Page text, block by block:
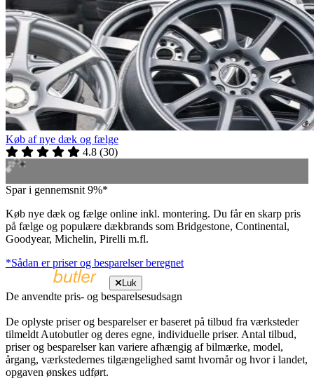
Køb af nye dæk og fælge
4.8 (30)
Spar i gennemsnit 9%*
Køb nye dæk og fælge online inkl. montering. Du får en skarp pris
på fælge og populære dækbrands som Bridgestone, Continental,
Goodyear, Michelin, Pirelli m.fl.
*Sådan er priser og besparelser beregnet
Luk
De anvendte pris- og besparelsesudsagn
De oplyste priser og besparelser er baseret på tilbud fra værksteder
tilmeldt Autobutler og deres egne, individuelle priser. Antal tilbud,
priser og besparelser kan variere afhængig af bilmærke, model,
årgang, værkstedernes tilgængelighed samt hvornår og hvor i landet,
opgaven ønskes udført.